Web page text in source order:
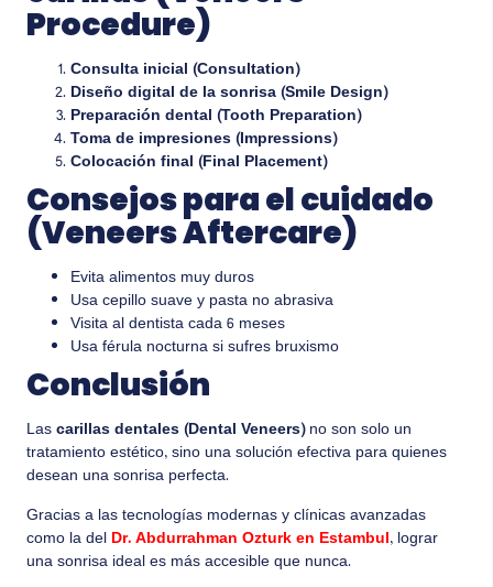
Procedure)
Consulta inicial (Consultation)
Diseño digital de la sonrisa (Smile Design)
Preparación dental (Tooth Preparation)
Toma de impresiones (Impressions)
Colocación final (Final Placement)
Consejos para el cuidado
(Veneers Aftercare)
Evita alimentos muy duros
Usa cepillo suave y pasta no abrasiva
Visita al dentista cada 6 meses
Usa férula nocturna si sufres bruxismo
Conclusión
Lascarillas dentales (Dental Veneers)no son solo un
tratamiento estético, sino una solución efectiva para quienes
desean una sonrisa perfecta.
Gracias a las tecnologías modernas y clínicas avanzadas
como la del Dr. Abdurrahman Ozturk en Estambul, lograr
una sonrisa ideal es más accesible que nunca.